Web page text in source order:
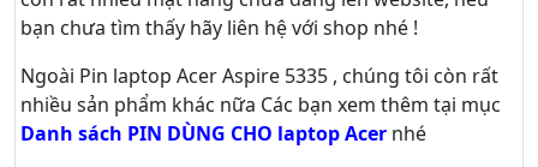
bạn chưa tìm thấy hãy liên hệ với shop nhé !
Ngoài Pin laptop Acer Aspire 5335 , chúng tôi còn rất
nhiều sản phẩm khác nữa Các bạn xem thêm tại mục
Danh sách PIN DÙNG CHO laptop Acer nhé